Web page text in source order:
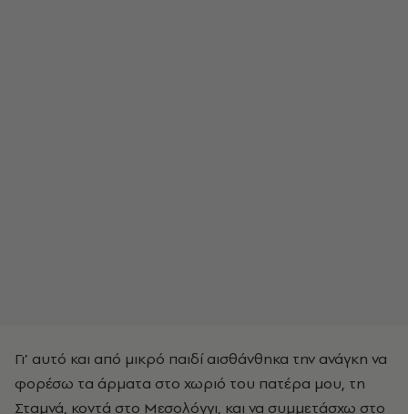
Γι’ αυτό και από μικρό παιδί αισθάνθηκα την ανάγκη να
φορέσω τα άρματα στο χωριό του πατέρα μου, τη
Σταμνά, κοντά στο Μεσολόγγι, και να συμμετάσχω στο